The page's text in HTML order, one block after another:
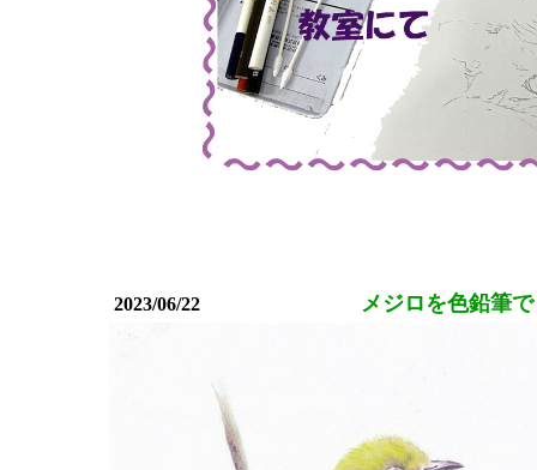
2023/06/22 メジロを色鉛筆で